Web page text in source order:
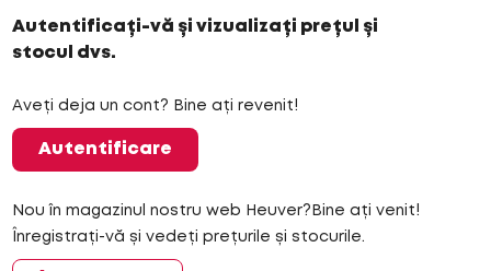
Autentificați-vă și vizualizați prețul și
stocul dvs.
Aveți deja un cont? Bine ați revenit!
Autentificare
Nou în magazinul nostru web Heuver?Bine ați venit!
Înregistrați-vă și vedeți prețurile și stocurile.